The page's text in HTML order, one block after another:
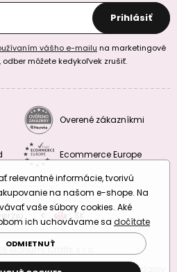
Prihlásiť
vášho e-mailu na marketingové
odber môžete kedykoľvek zrušiť.
Overené zákazníkmi
Ecommerce Europe
CZSK
Manumi Crafts s.r.o.
Podmienky ochrany osobných údajov
relevantné informácie, tvorivú
na našom e-shope. Na
vaše súbory cookies. Aké
ich uchovávame sa dočítate
ODMIETNUŤ